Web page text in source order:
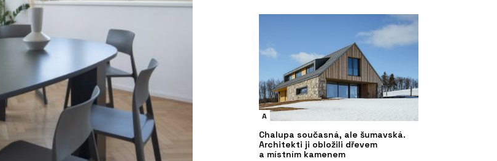
A
Chalupa současná, ale šumavská.
Architekti ji obložili dřevem
a místním kamenem